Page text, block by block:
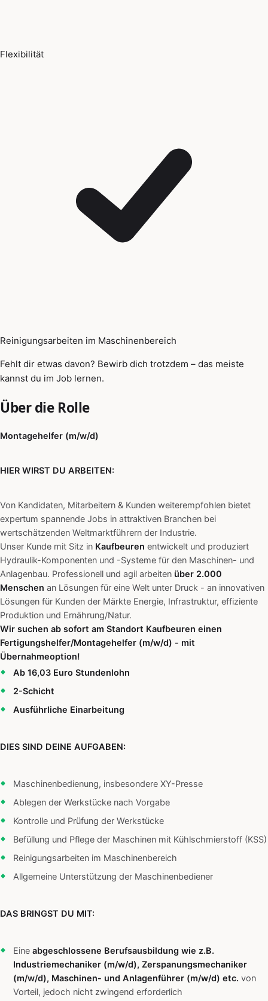
Flexibilität
Reinigungsarbeiten im Maschinenbereich
Fehlt dir etwas davon? Bewirb dich trotzdem – das meiste
kannst du im Job lernen.
Über die Rolle
Montagehelfer (m/w/d)
HIER WIRST DU ARBEITEN:
Von Kandidaten, Mitarbeitern & Kunden weiterempfohlen bietet
expertum spannende Jobs in attraktiven Branchen bei
wertschätzenden Weltmarktführern der Industrie.
Unser Kunde mit Sitz in Kaufbeuren entwickelt und produziert
Hydraulik-Komponenten und -Systeme für den Maschinen- und
Anlagenbau. Professionell und agil arbeiten über 2.000
Menschen an Lösungen für eine Welt unter Druck - an innovativen
Lösungen für Kunden der Märkte Energie, Infrastruktur, effiziente
Produktion und Ernährung/Natur.
Wir suchen ab sofort am Standort Kaufbeuren einen
Fertigungshelfer/Montagehelfer (m/w/d) - mit
Übernahmeoption!
Ab 16,03 Euro Stundenlohn
2-Schicht
Ausführliche Einarbeitung
DIES SIND DEINE AUFGABEN:
Maschinenbedienung, insbesondere XY-Presse
Ablegen der Werkstücke nach Vorgabe
Kontrolle und Prüfung der Werkstücke
Befüllung und Pflege der Maschinen mit Kühlschmierstoff (KSS)
Reinigungsarbeiten im Maschinenbereich
Allgemeine Unterstützung der Maschinenbediener
DAS BRINGST DU MIT:
Eine abgeschlossene Berufsausbildung wie z.B.
Industriemechaniker (m/w/d), Zerspanungsmechaniker
(m/w/d), Maschinen- und Anlagenführer (m/w/d) etc. von
Vorteil, jedoch nicht zwingend erforderlich